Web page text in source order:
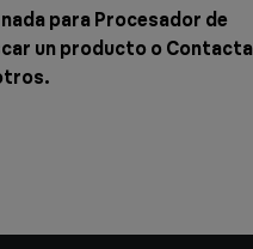
para Procesador de
un producto o Contacta
.